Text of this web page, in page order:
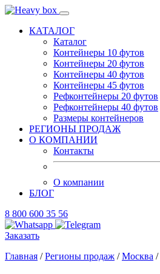
КАТАЛОГ
Каталог
Контейнеры 10 футов
Контейнеры 20 футов
Контейнеры 40 футов
Контейнеры 45 футов
Рефконтейнеры 20 футов
Рефконтейнеры 40 футов
Размеры контейнеров
РЕГИОНЫ ПРОДАЖ
О КОМПАНИИ
Контакты
О компании
БЛОГ
8 800 600 35 56
Заказать
Главная /Регионы продаж /Москва /